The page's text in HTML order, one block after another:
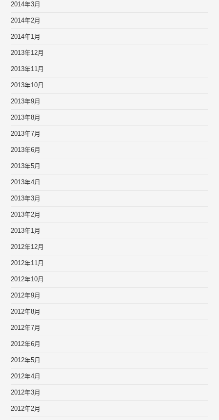
2014年3月
2014年2月
2014年1月
2013年12月
2013年11月
2013年10月
2013年9月
2013年8月
2013年7月
2013年6月
2013年5月
2013年4月
2013年3月
2013年2月
2013年1月
2012年12月
2012年11月
2012年10月
2012年9月
2012年8月
2012年7月
2012年6月
2012年5月
2012年4月
2012年3月
2012年2月